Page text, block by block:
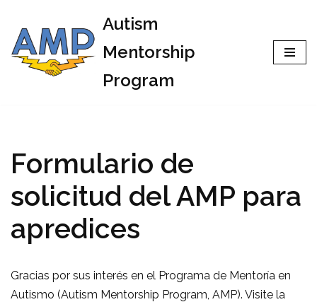
Skip
to
content
Autism
Mentorship
Program
Formulario de
solicitud del AMP para
apredices
Gracias por sus interés en el Programa de Mentoría en
Autismo (Autism Mentorship Program, AMP). Visite la